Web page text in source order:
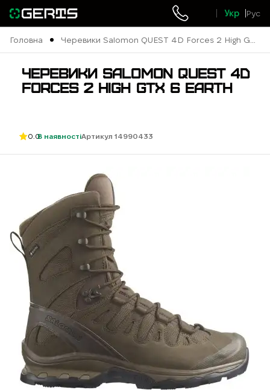
Укр Рус
Головна
Черевики Salomon QUEST 4D Forces 2 High GTX
6 Earth
ЧЕРЕВИКИ SALOMON QUEST 4D
FORCES 2 HIGH GTX 6 EARTH
0.0В наявностіАртикул 14990433